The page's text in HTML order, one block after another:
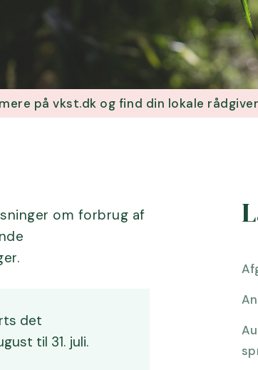
på vkst.dk og find din lokale
om forbrug af
det
til 31. juli.